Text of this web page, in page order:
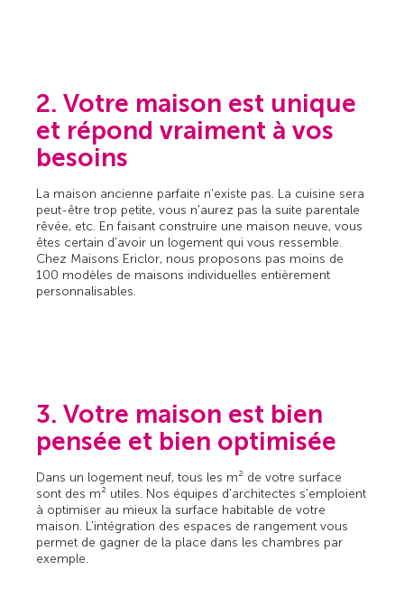
2. Votre maison est unique
et répond vraiment à vos
besoins
La maison ancienne parfaite n'existe pas. La cuisine sera
peut-être trop petite, vous n'aurez pas la suite parentale
rêvée, etc. En faisant construire une maison neuve, vous
êtes certain d'avoir un logement qui vous ressemble.
Chez Maisons Ericlor, nous proposons pas moins de
100 modèles de maisons individuelles entièrement
personnalisables.
3. Votre maison est bien
pensée et bien optimisée
Dans un logement neuf, tous les m² de votre surface
sont des m² utiles. Nos équipes d'architectes s'emploient
à optimiser au mieux la surface habitable de votre
maison. L'intégration des espaces de rangement vous
permet de gagner de la place dans les chambres par
exemple.